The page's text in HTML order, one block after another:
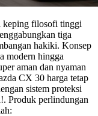
keping filosofi tinggi
tiga
hakiki. Konsep
modern hingga
aman dan nyaman
CX 30 harga tetap
sistem proteksi
Produk perlindungan